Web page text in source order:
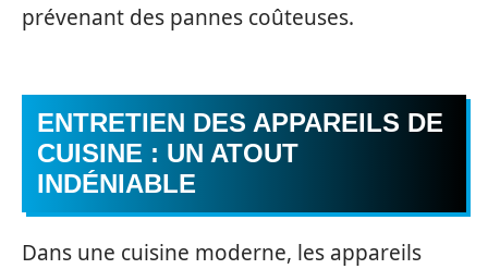
prévenant des pannes coûteuses.
ENTRETIEN DES APPAREILS DE
CUISINE : UN ATOUT
INDÉNIABLE
Dans une cuisine moderne, les appareils